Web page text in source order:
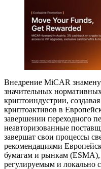
Внедрение MiCAR
значительных
криптоиндустрии,
криптоактивов в
завершении переходного
неавторизованные
завершат свои процессы
рекомендациями
бумагам и рынкам (ESMA),
регулируемым и локально